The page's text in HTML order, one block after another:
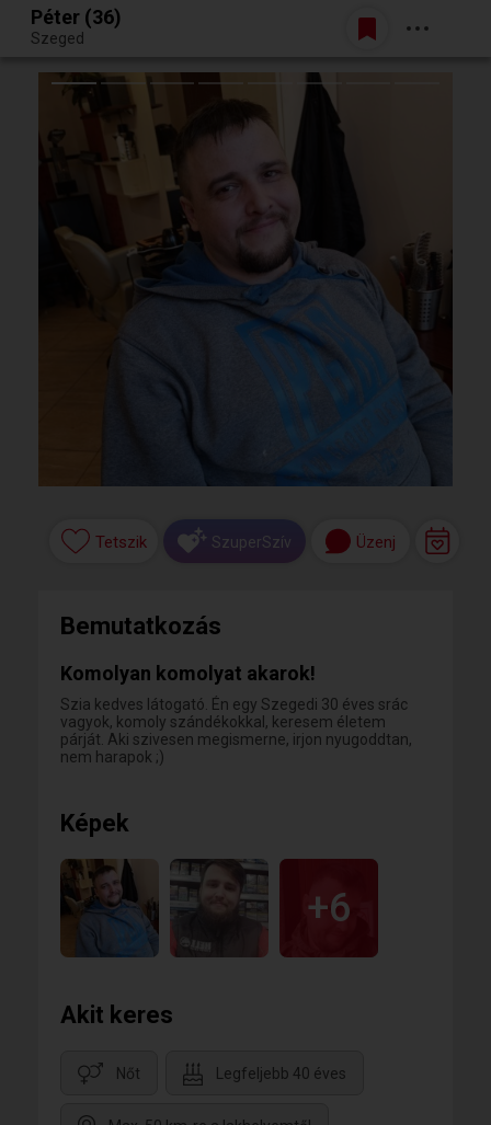
Egy jó randiból bármi lehet.
Belépés
Péter (36)
Szeged
Tetszik SzuperSzív Üzenj
Bemutatkozás
Komolyan komolyat akarok!
Szia kedves látogató. Én egy Szegedi 30 éves srác
vagyok, komoly szándékokkal, keresem életem
párját. Aki szivesen megismerne, irjon nyugoddtan,
nem harapok ;)
Képek
+6
Akit keres
Nőt Legfeljebb 40 éves